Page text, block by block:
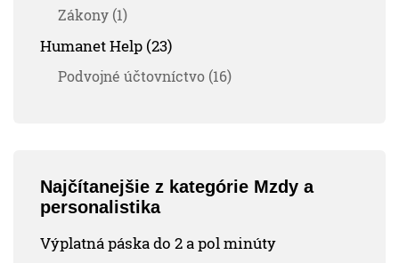
Zákony (1)
Humanet Help (23)
Podvojné účtovníctvo (16)
Najčítanejšie z kategórie Mzdy a
personalistika
Výplatná páska do 2 a pol minúty